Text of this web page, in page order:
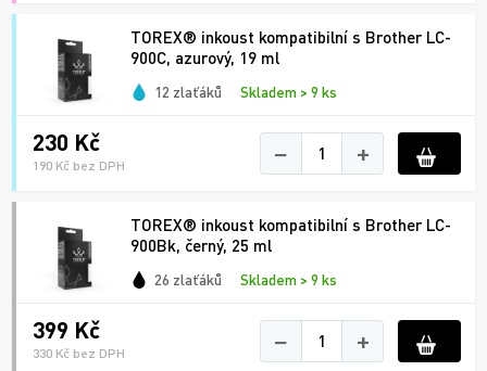
TOREX® inkoust kompatibilní s Brother LC-
900C, azurový, 19 ml
12 zlaťáků Skladem > 9 ks
230 Kč
190 Kč bez DPH − +
TOREX® inkoust kompatibilní s Brother LC-
900Bk, černý, 25 ml
26 zlaťáků Skladem > 9 ks
399 Kč
330 Kč bez DPH − +